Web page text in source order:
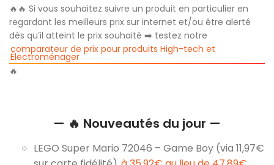
🔥🔥 Si vous souhaitez suivre un produit en particulier en
regardant les meilleurs prix sur internet et/ou être alerté
dès qu’il atteint le prix souhaité ➡️ testez notre
comparateur de prix pour produits High-tech et
Électroménager
🔥
— 🔥 Nouveautés du jour —
LEGO Super Mario 72046 – Game Boy (via 11,97€